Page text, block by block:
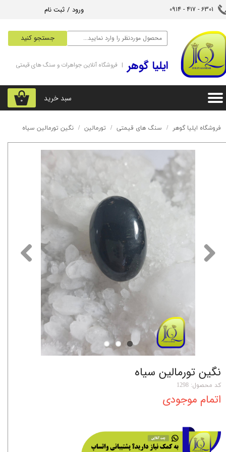
جستجو کنید
ورود / ثبت نام
تغییر گذر واژه
سفارشات
خروج از حساب کاربری
6301 - 417 - 0914​​​​​​​
۰ سبد خرید
‌ایلیا گوهر | فروشگاه آنلاین جواهرات و سنگ های قیمتی
فروشگاه ایلیا گوهر سنگ های قیمتی تورمالین نگین تورمالین سیاه
نگین تورمالین سیاه
کد محصول: 1298
اتمام موجودی